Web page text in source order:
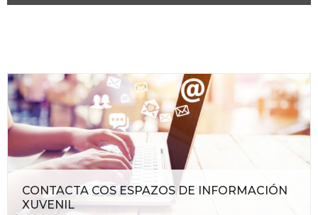
CONTACTA COS ESPAZOS DE INFORMACIÓN
XUVENIL